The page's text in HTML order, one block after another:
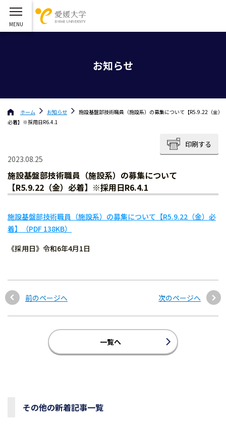
お知らせ
ホーム お知らせ
施設基盤部技術職員（施設系）の募集について【R5.9.22（金）
必着】※採用日R6.4.1
印刷する
2023.08.25
施設基盤部技術職員（施設系）の募集について
【R5.9.22（金）必着】※採用日R6.4.1
施設基盤部技術職員（施設系）の募集について【R5.9.22（金）必
着】（PDF 138KB）
《採用日》令和6年4月1日
前のページへ 次のページへ
一覧へ
その他の新着記事一覧